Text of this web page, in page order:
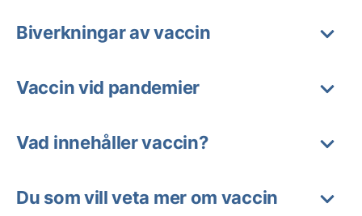
Biverkningar av vaccin
Vaccin vid pandemier
Vad innehåller vaccin?
Du som vill veta mer om vaccin